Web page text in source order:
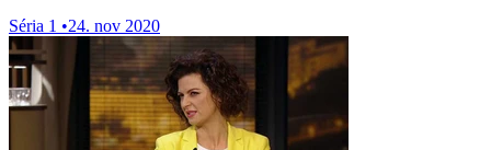
Séria 1 •24. nov 2020